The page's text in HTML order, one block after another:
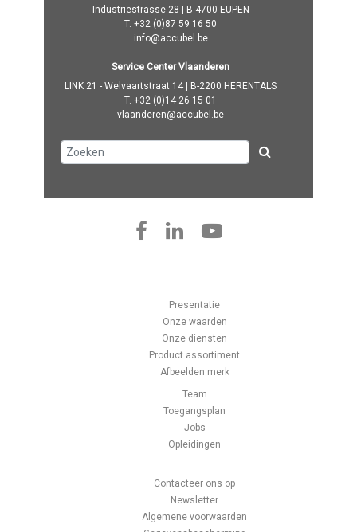
Industriestrasse 28 | B-4700 EUPEN
T. +32 (0)87 59 16 50
info@accubel.be
Service Center Vlaanderen
LINK 21 - Welvaartstraat 14 | B-2200 HERENTALS
T. +32 (0)14 26 15 01
vlaanderen@accubel.be
Presentatie
Onze waarden
Onze diensten
Product assortiment
Afbeelden merk
Team
Toegangsplan
Jobs
Opleidingen
Contacteer ons op
Newsletter
Algemene voorwaarden